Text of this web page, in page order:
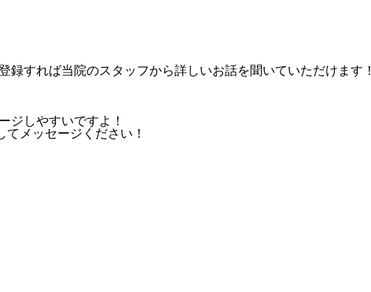
すれば当院のスタッフから詳しいお話を聞いていただけます！
ジしやすいですよ！
メッセージください！